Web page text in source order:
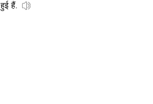
हैं.